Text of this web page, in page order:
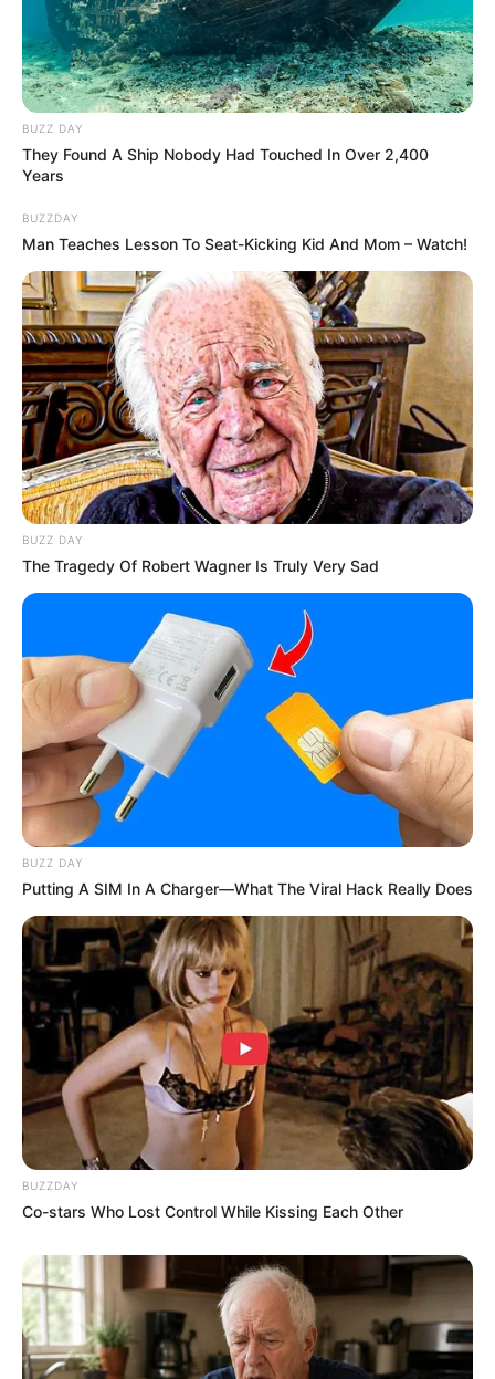
Kera memiliki ukuran lengan yang lebih panjang dan
badan yang lebih besar
(foto: jcu)
Spesies seperti orangutan, gorilla, simpanse, dan siamang terkenal
sebagai hewan primata dengan fisik yang jauh lebih besar
daripada beberapa spesies monyet.
Jika dibandingkan dengan monyet, ternyata kera juga punya
lengan dengan ukuran lebih panjang. Itulah mengapa kera cukup
mudah untuk bergelantungan atau mengayunkan badannya di
pohon.
Tentang caranya bergerak, monyet memang tidak mengayunkan
tubuhnya seperti yang dilakukan kera. Tapi monyet bisa berlarian
tanpa beban di antara banyak cabang, antara satu pohon ke pohon
lain.
Kaki dan tangannya sangat lincah bergerak. Kecepatan geraknya
setara dengan binatang mamalia yang lain seperti kucing atau
anjing.
BUZZ DAY
They Found A Ship Nobody Had Touched In Over 2,400
Years
BUZZDAY
Man Teaches Lesson To Seat-Kicking Kid And Mom – Watch!
BUZZ DAY
The Tragedy Of Robert Wagner Is Truly Very Sad
BUZZ DAY
Putting A SIM In A Charger—What The Viral Hack Really Does
BUZZDAY
Co-stars Who Lost Control While Kissing Each Other